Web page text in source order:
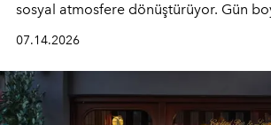
sosyal atmosfere dönüştürüyor. Gün
mutfağını modern dokunuşlarla
tematik gastronomi geceleri misafirlerle
Paylaşıma, lezzete ve müziğe odaklanan
07.14.2026